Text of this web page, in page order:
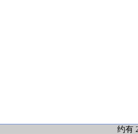
约有